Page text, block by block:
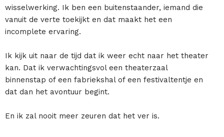
wisselwerking. Ik ben een buitenstaander, iemand die
vanuit de verte toekijkt en dat maakt het een
incomplete ervaring.
Ik kijk uit naar de tijd dat ik weer echt naar het theater
kan. Dat ik verwachtingsvol een theaterzaal
binnenstap of een fabriekshal of een festivaltentje en
dat dan het avontuur begint.
En ik zal nooit meer zeuren dat het ver is.